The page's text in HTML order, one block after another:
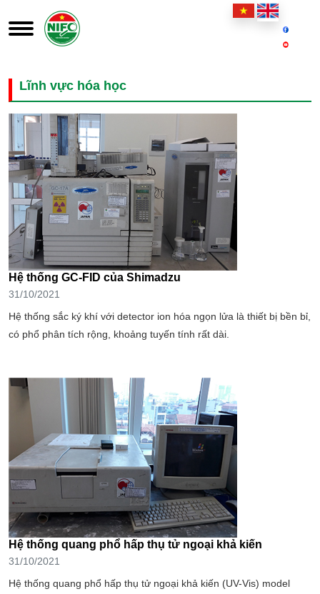
Lĩnh vực hóa học
Hệ thống GC-FID của Shimadzu
31/10/2021
Hệ thống sắc ký khí với detector ion hóa ngọn lửa là thiết bị bền bỉ,
có phổ phân tích rộng, khoảng tuyến tính rất dài.
Hệ thống quang phổ hấp thụ tử ngoại khả kiến
31/10/2021
Hệ thống quang phổ hấp thụ tử ngoại khả kiến (UV-Vis) model